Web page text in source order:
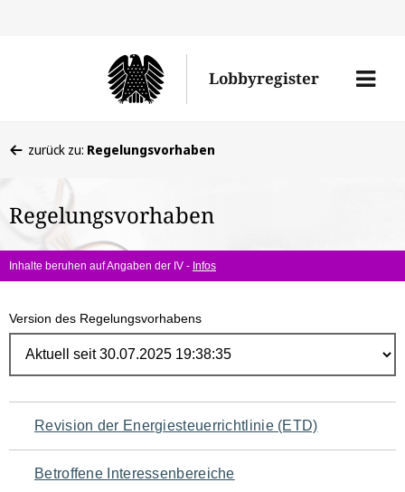
Lobbyregister
Menü
befinden
hier:
zurück zu: Regelungsvorhaben
Regelungsvorhaben
Inhalte beruhen auf Angaben der IV - Infos
Version des Regelungsvorhabens
Navigation
für
Revision der Energiesteuerrichtlinie (ETD)
Betroffene Interessenbereiche